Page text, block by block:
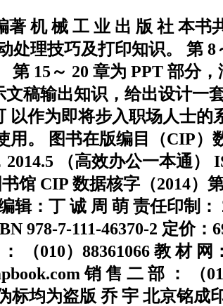
机 械 工 业 出 版 社 本书
处理技巧及打印知识。 第 8
15～ 20 章为 PPT 部分
稿输出知识，给出设计一
以作为即将步入职场人士的
用。 图书在版编目（CIP）
（高效办公一本通）
CIP 数据核字（2014）第
辑：丁 诚 周 萌 责任印制：
978-7-111-46370-2 定价：
（010）88361066 教 材 网：
销 售 二 部 ： （
标均为盗版 乔 宇 北京铭成